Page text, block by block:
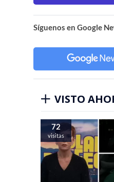
Síguenos en Google
VISTO
72
visitas